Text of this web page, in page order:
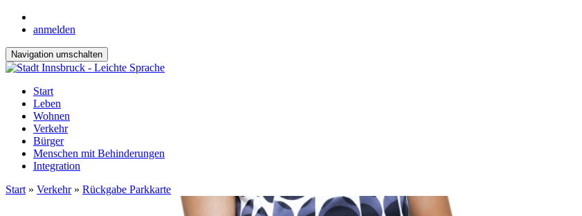
anmelden
Navigation umschalten
Start
Leben
Wohnen
Verkehr
Bürger
Menschen mit Behinderungen
Integration
Start » Verkehr» Rückgabe Parkkarte